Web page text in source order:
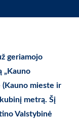
geriamojo
„Kauno
mieste ir
metrą. Šį
Valstybinė